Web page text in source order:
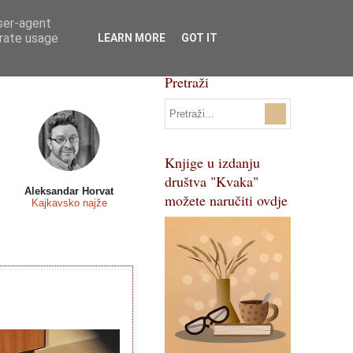
Svi natječaji
Pojmovnik
Aleksandar Horvat
Kajkavsko najže
Pretraži
Knjige u izdanju
društva "Kvaka"
možete naručiti ovdje
agent
usage
LEARN MORE GOT IT